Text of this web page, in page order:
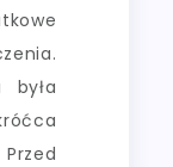
była